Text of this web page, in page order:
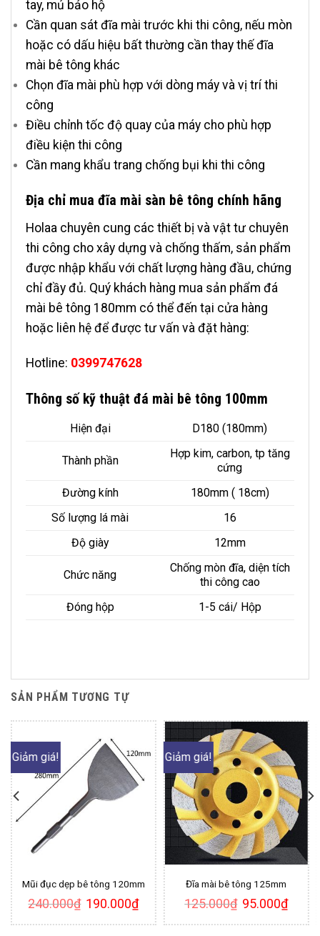
tay, mủ bảo hộ
Cần quan sát đĩa mài trước khi thi công, nếu mòn
hoặc có dấu hiệu bất thường cần thay thế đĩa
mài bê tông khác
Chọn đĩa mài phù hợp với dòng máy và vị trí thi
công
Điều chỉnh tốc độ quay của máy cho phù hợp
điều kiện thi công
Cần mang khẩu trang chống bụi khi thi công
Địa chỉ mua đĩa mài sàn bê tông chính hãng
Holaa chuyên cung các thiết bị và vật tư chuyên
thi công cho xây dựng và chống thấm, sản phẩm
được nhập khẩu với chất lượng hàng đầu, chứng
chỉ đầy đủ. Quý khách hàng mua sản phẩm đá
mài bê tông 180mm có thể đến tại cửa hàng
hoặc liên hệ để được tư vấn và đặt hàng:
Hotline: 0399747628
Thông số kỹ thuật đá mài bê tông 100mm
Hiện đại D180 (180mm)
Thành phần
Hợp kim, carbon, tp tăng
cứng
Đường kính
180mm ( 18cm)
Số lượng lá mài
16
Độ giày
12mm
Chức năng
Chống mòn đĩa, diện tích
thi công cao
Đóng hộp
1-5 cái/ Hộp
SẢN PHẨM TƯƠNG TỰ
Giảm giá!
Mũi đục dẹp bê tông 120mm
240.000₫ Giá
gốc
240.000₫.
190.000₫Giá
hiện
là:
Giảm giá!
Đĩa mài bê tông 125mm
125.000₫ Giá
gốc
125.000₫.
95.000₫Giá
hiện
là: